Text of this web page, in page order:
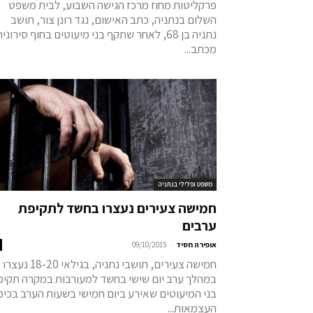
פרקליטות מחוז מרכז הגישה השבוע, לבית משפט
השלום בנתניה, כתב האישום, נגד רונן צור, תושב
נתניה בן 68, לאחר שתקף בני מיעוטים בחוף
מכתב...
משפט ופלילי בנתניה
חמישה צעירים נעצרו בחשד לתקיפת
ערבים
אופירה חסיד -
09/10/2015
חמישה צעירים, תושבי נתניה, בגילאי 18-20 נעצרו
במהלך ערב יום שישי בחשד למעורבות במקרה
בני המיעוטים שאירע ביום חמישי בשעות הערב
העצמאות...